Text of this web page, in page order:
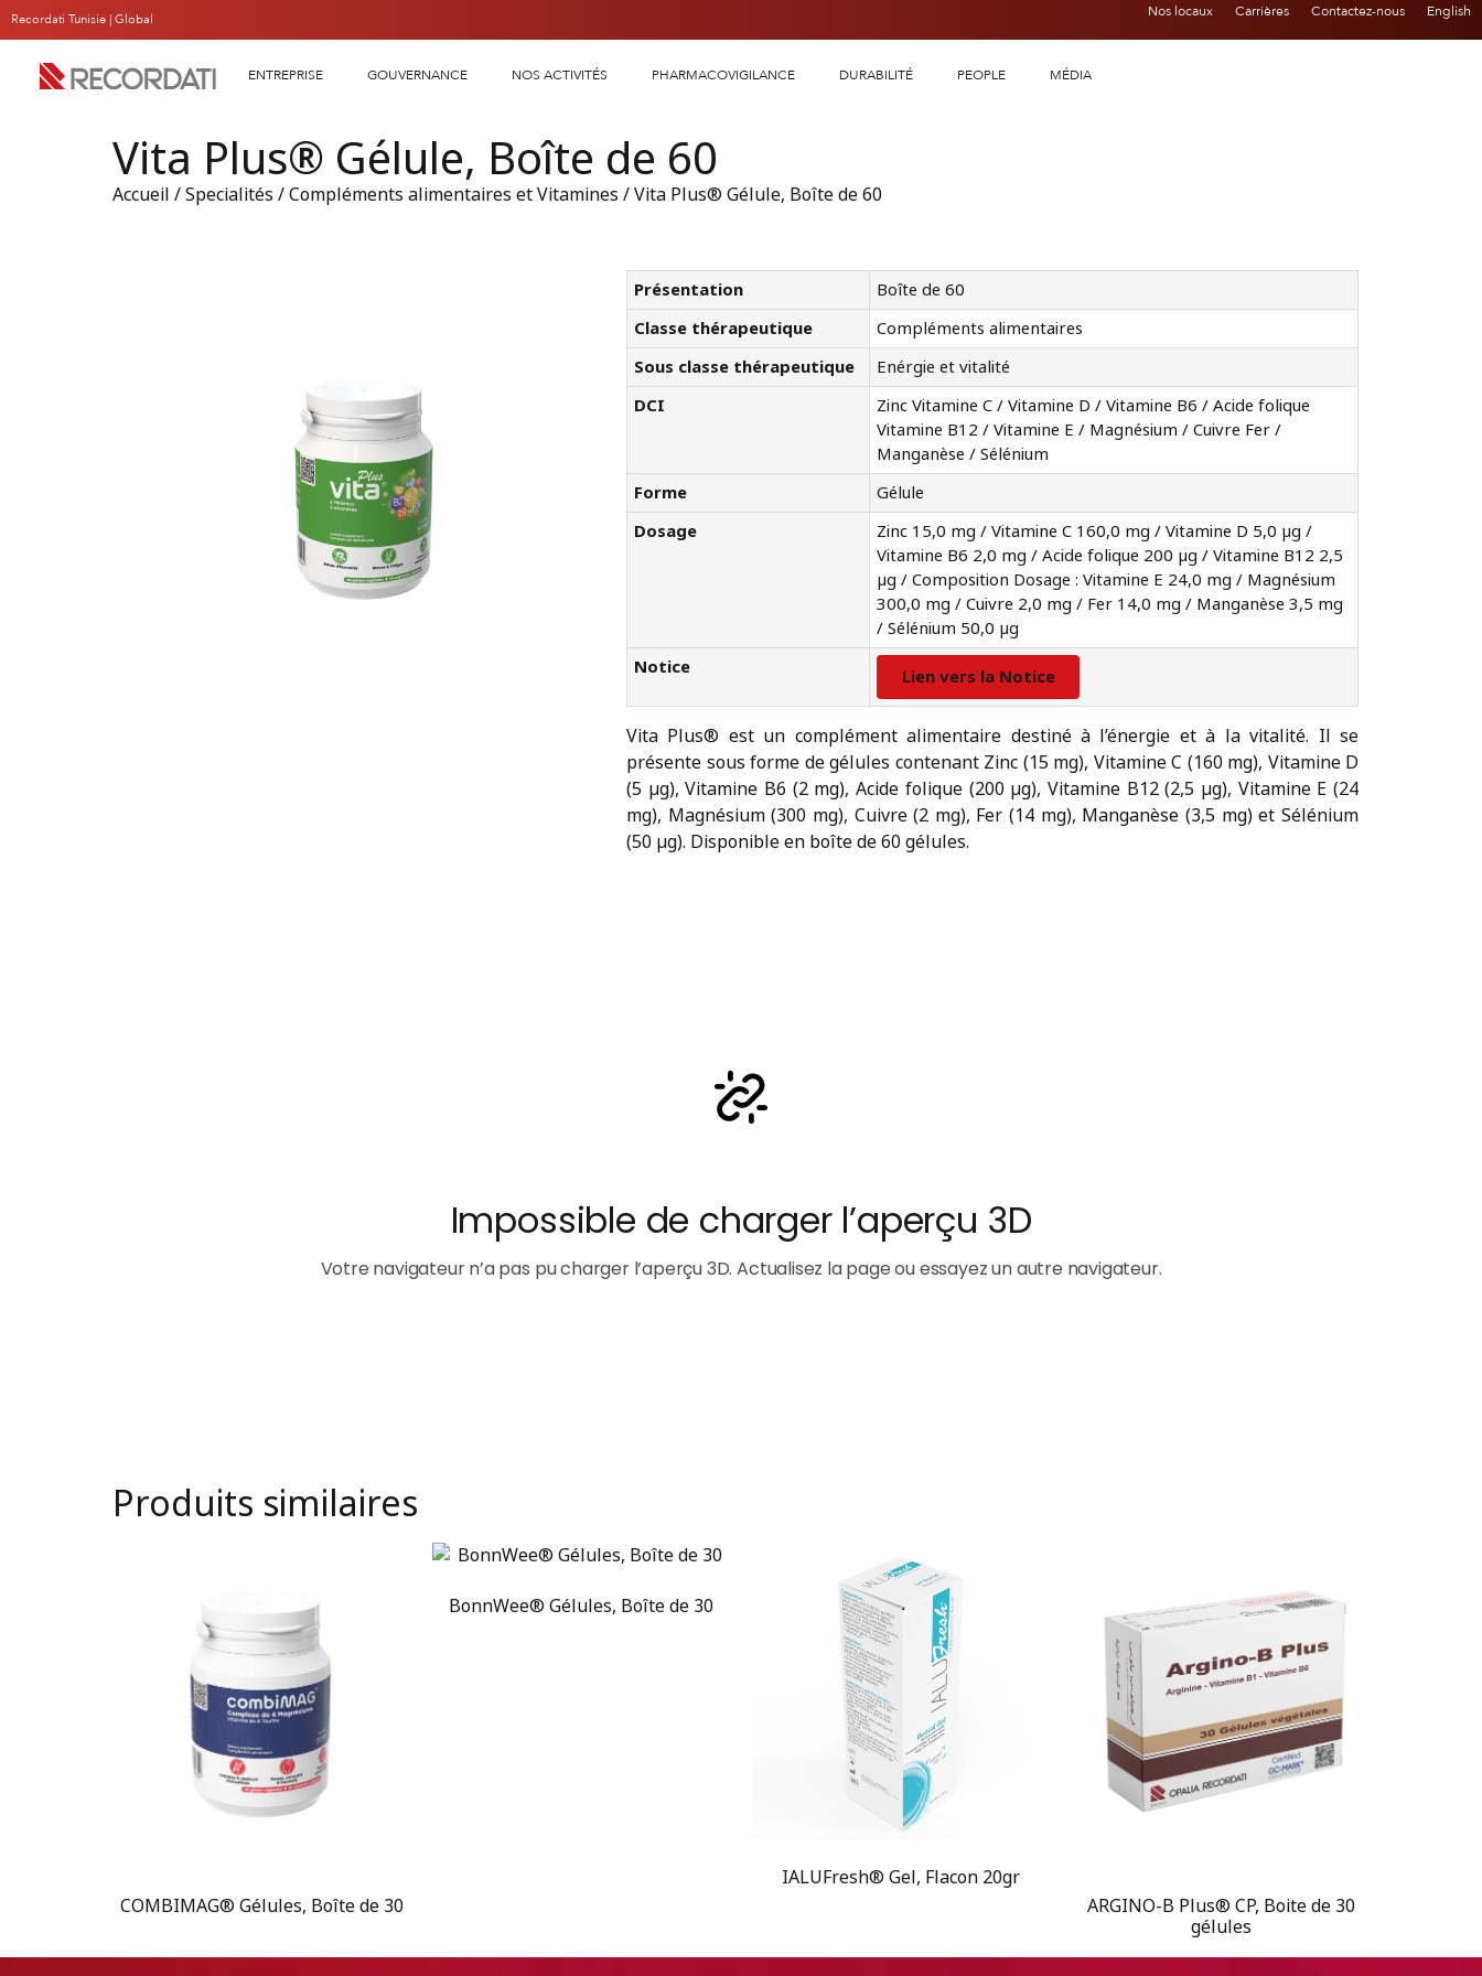
Recordati Tunisie | Global Nos locaux Carrières Contactez-nous English
ENTREPRISE GOUVERNANCE NOS ACTIVITÉS PHARMACOVIGILANCE DURABILITÉ PEOPLE MÉDIA
Vita Plus® Gélule, Boîte de 60
Accueil /Specialités /Compléments alimentaires et Vitamines / Vita Plus® Gélule, Boîte de 60
Présentation
Boîte de 60
Classe thérapeutique
Compléments alimentaires
Sous classe thérapeutique
Enérgie et vitalité
DCI
Zinc Vitamine C / Vitamine D / Vitamine B6 / Acide folique
Vitamine B12 / Vitamine E / Magnésium / Cuivre Fer /
Manganèse / Sélénium
Forme
Gélule
Dosage
Zinc 15,0 mg / Vitamine C 160,0 mg / Vitamine D 5,0 µg /
Vitamine B6 2,0 mg / Acide folique 200 µg / Vitamine B12 2,5
µg / Composition Dosage : Vitamine E 24,0 mg / Magnésium
300,0 mg / Cuivre 2,0 mg / Fer 14,0 mg / Manganèse 3,5 mg
/ Sélénium 50,0 µg
Notice
Lien vers la Notice
Vita Plus® est un complément alimentaire destiné à l’énergie et à la vitalité. Il se
présente sous forme de gélules contenant Zinc (15 mg), Vitamine C (160 mg), Vitamine D
(5 µg), Vitamine B6 (2 mg), Acide folique (200 µg), Vitamine B12 (2,5 µg), Vitamine E (24
mg), Magnésium (300 mg), Cuivre (2 mg), Fer (14 mg), Manganèse (3,5 mg) et Sélénium
(50 µg). Disponible en boîte de 60 gélules.
Produits similaires
COMBIMAG® Gélules, Boîte de 30
BonnWee® Gélules, Boîte de 30
IALUFresh® Gel, Flacon 20gr
ARGINO-B Plus® CP, Boite de 30
gélules